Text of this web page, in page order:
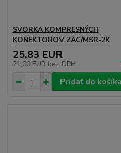
SVORKA KOMPRESNÝCH
KONEKTOROV ZAC/MSR-2K
25,83 EUR
21,00 EUR bez DPH
Pridať do košíka